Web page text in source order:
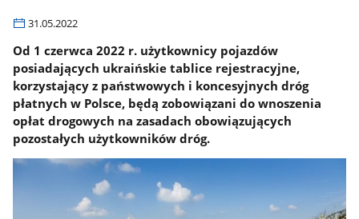
31.05.2022
Od 1 czerwca 2022 r. użytkownicy pojazdów
posiadających ukraińskie tablice rejestracyjne,
korzystający z państwowych i koncesyjnych dróg
płatnych w Polsce, będą zobowiązani do wnoszenia
opłat drogowych na zasadach obowiązujących
pozostałych użytkowników dróg.